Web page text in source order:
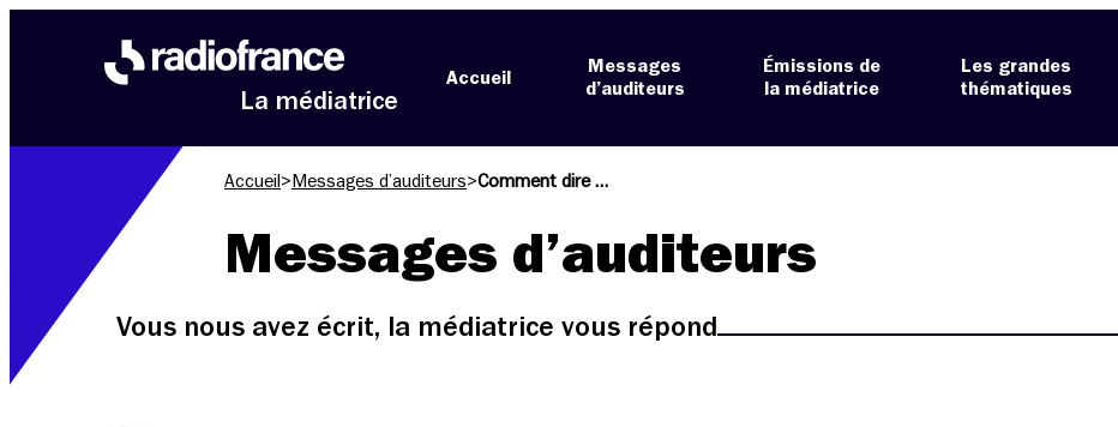
La médiatrice
Accueil
Messages
d’auditeurs
Émissions de
la médiatrice
Les grandes
thématiques
Accueil > Messages d’auditeurs>Comment dire …
Messages d’auditeurs
Vous nous avez écrit, la médiatrice vous répond